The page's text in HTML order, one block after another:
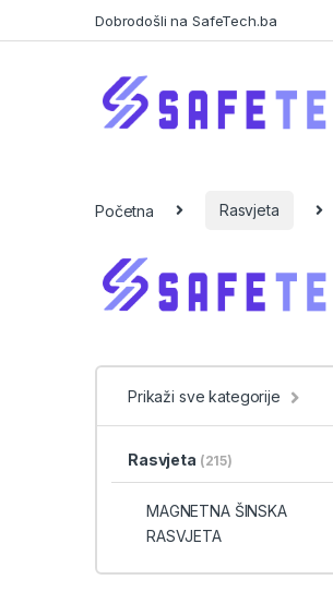
Dobrodošli na SafeTech.ba
Početna Rasvjeta
Prikaži sve kategorije
Rasvjeta (215)
MAGNETNA ŠINSKA
RASVJETA